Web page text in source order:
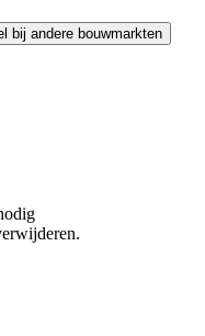
bij andere bouwmarkten